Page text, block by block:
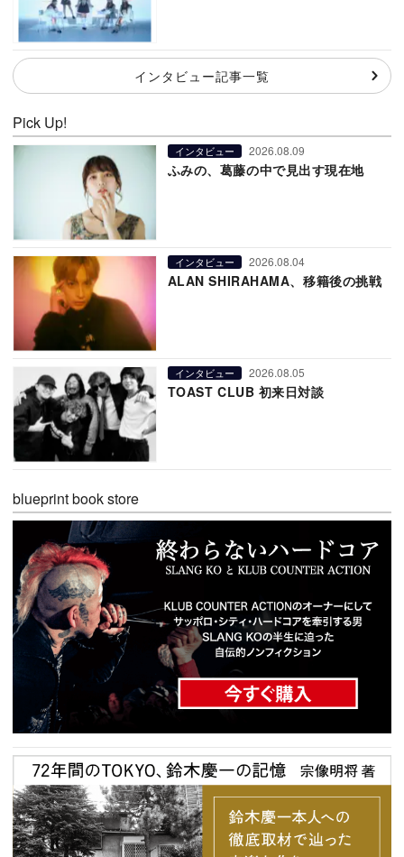
インタビュー記事一覧
Pick Up!
インタビュー 2026.08.09
ふみの、葛藤の中で見出す現在地
インタビュー 2026.08.04
ALAN SHIRAHAMA、移籍後の挑戦
インタビュー 2026.08.05
TOAST CLUB 初来日対談
blueprint book store